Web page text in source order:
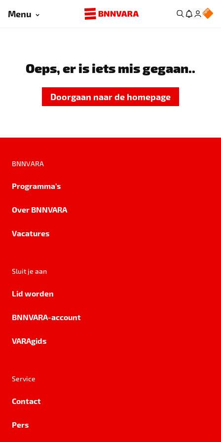
Menu
Oeps, er is iets mis gegaan..
Doorgaan naar de homepage
BNNVARA
Programma's
Over BNNVARA
Vacatures
Sluit je aan
Lid worden
BNNVARA-account
VARAgids
Service
Contact
Pers